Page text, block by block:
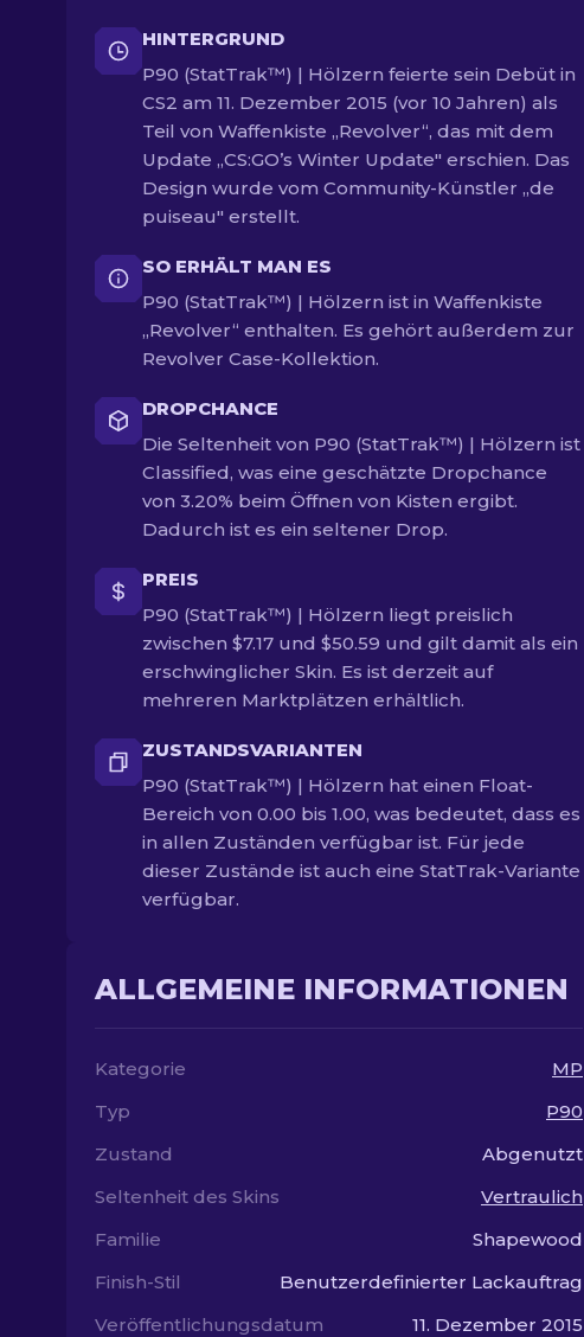
HINTERGRUND
P90 (StatTrak™) | Hölzern feierte sein Debüt in
CS2 am 11. Dezember 2015 (vor 10 Jahren) als
Teil von Waffenkiste „Revolver“, das mit dem
Update „CS:GO’s Winter Update" erschien. Das
Design wurde vom Community-Künstler „de
puiseau" erstellt.
SO ERHÄLT MAN ES
P90 (StatTrak™) | Hölzern ist in Waffenkiste
„Revolver“ enthalten. Es gehört außerdem zur
Revolver Case-Kollektion.
DROPCHANCE
Die Seltenheit von P90 (StatTrak™) | Hölzern ist
Classified, was eine geschätzte Dropchance
von 3.20% beim Öffnen von Kisten ergibt.
Dadurch ist es ein seltener Drop.
PREIS
P90 (StatTrak™) | Hölzern liegt preislich
zwischen $7.17 und $50.59 und gilt damit als ein
erschwinglicher Skin. Es ist derzeit auf
mehreren Marktplätzen erhältlich.
ZUSTANDSVARIANTEN
P90 (StatTrak™) | Hölzern hat einen Float-
Bereich von 0.00 bis 1.00, was bedeutet, dass es
in allen Zuständen verfügbar ist. Für jede
dieser Zustände ist auch eine StatTrak-Variante
verfügbar.
ALLGEMEINE INFORMATIONEN
Kategorie
MP
Typ
P90
Zustand
Abgenutzt
Seltenheit des Skins
Vertraulich
Familie
Shapewood
Finish-Stil
Benutzerdefinierter Lackauftrag
Veröffentlichungsdatum
11. Dezember 2015